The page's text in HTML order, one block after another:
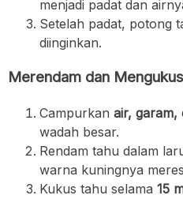
menjadi padat dan
Setelah padat, potong
diinginkan.
Merendam dan
Campurkan air,
wadah besar.
Rendam tahu dalam
warna kuningnya
Kukus tahu selama 15